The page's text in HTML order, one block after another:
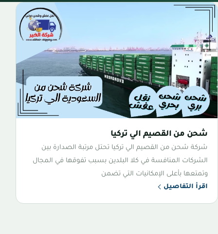
شحن من القصيم الي تركيا
شركة شحن من القصيم الي تركيا تحتل مرتبة الصدارة بين
الشركات المنافسة في كلا البلدين بسبب تفوقها في المجال
وتمتعها بأعلى الإمكانيات التي تضمن
اقرأ التفاصيل